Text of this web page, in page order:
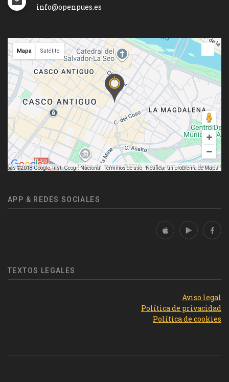
info@openpues.es
©2018 Google, Inst. Geogr. NacionalDatos de mapas ©2018 Google, Inst. Geogr. Nacional
Términos de uso Notificar un problema de Maps
Mapa Satélite
APP & REDES SOCIALES
TEXTOS LEGALES
Aviso legal
Política de privacidad
Política de cookies